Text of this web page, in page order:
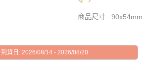
商品尺寸: 90x54mm
到貨日: 2026/08/14 - 2026/08/20